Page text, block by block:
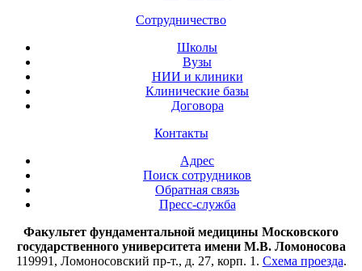
Сотрудничество
Школы
Вузы
НИИ и клиники
Клинические базы
Договора
Контакты
Адрес
Поиск сотрудников
Обратная связь
Пресс-служба
Факультет фундаментальной медицины Московского
государственного университета имени М.В. Ломоносова
119991, Ломоносовский пр-т., д. 27, корп. 1. Схема проезда.